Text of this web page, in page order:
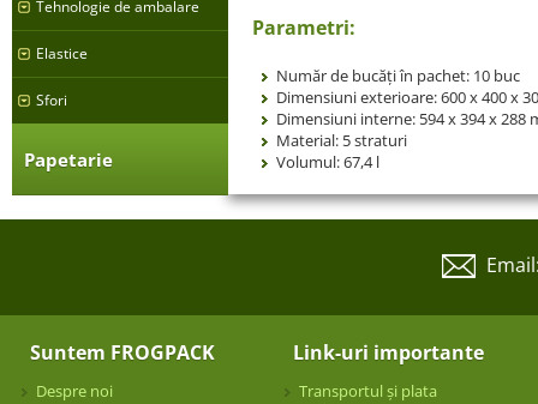
Tehnologie de ambalare
Elastice
Sfori
Papetarie
Parametri:
Număr de bucăți în pachet: 10 buc
Dimensiuni exterioare: 600 x 400 x
Dimensiuni interne: 594 x 394 x 288
Material: 5 straturi
Volumul: 67,4 l
Suntem FROGPACK
Despre noi
Link-uri importante
Transportul și plata